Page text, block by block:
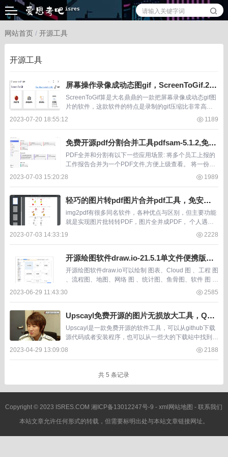
网站首页/ 开源工具
开源工具
屏幕操作录像成动态图gif，ScreenToGif.2.3.
1免安装便携版，不到1M大小的经典版
ScreenToGif算是大名鼎鼎的一款把屏幕录像成动态gif图
片的软件，这款软件的特点是录制的gif压缩比非常高，
看似复杂多帧的图片大小也才上百K，光这一点就值得佩
2023-07-20 18:55:12 1189
免费开源pdf分割合并工具pdfsam-5.1.2,免安
装下载即用
PDF全并和分割有以下一些应用场景: 将多个员工上报的
工作报告合并为一个PDF文件,方便上级查看。 将一份长
篇的课件文件分割为多个小模块,方便学生分阶段学习。
2023-07-03 15:20:28 1989
轻巧的图片转pdf图片合并pdf工具，免安装
开源软件img2pdf
img2pdf有很多同名软件，各种优点与区别，但主要功能
就是实现图片批转转PDF，图片全并成PDF， 个人遇到
的图片传Pdf场景主要有， 1、某些系统要求上传Pdf扫描
2023-07-03 14:33:19 2228
开源绘图软件draw.io-21.5.1单文件便携版，
轻松绘制流程图、网络拓扑图
开源绘图软件draw.io可以绘制 图表、Cloud 图 、工程 图
、流程图、地图、网络 图 、统计图、鱼骨图、软件 图 、
表格 图 、UM L 图 、Venn 图 、线框图、布局图等，同
2023-06-29 11:43:30 2585
Upscayl免费开源的图片无损放大工具，QQ
空间旧照片有救了
Upscayl是一款免费开源的软件工具，可以从github下载
源代码或者安装程序，也可以从一些大的下载站中找到
它，见文章底部。 随着时光流转，我们的生活中留下了
2023-04-29 13:09:08 2188
共 5 条记录
Copyright © 2023 ISRES.COM湘ICP备13012247号-9 -xml网站地图 -联系我们
本站文章允许任何形式的转载，但需要标明出处与本站文章链接网址。